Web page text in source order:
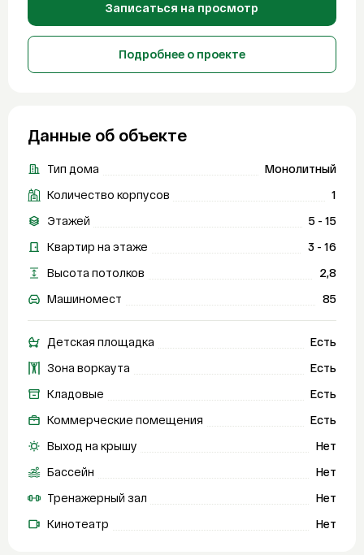
Записаться на просмотр
Подробнее о проекте
Данные об объекте
Тип дома
Монолитный
Количество корпусов
1
Этажей
5 - 15
Квартир на этаже
3 - 16
Высота потолков
2,8
Машиномест
85
Детская площадка
Есть
Зона воркаута
Есть
Кладовые
Есть
Коммерческие помещения
Есть
Выход на крышу
Нет
Бассейн
Нет
Тренажерный зал
Нет
Кинотеатр
Нет